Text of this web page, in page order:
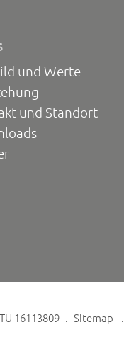
und Werte
und Standort
16113809 Sitemap